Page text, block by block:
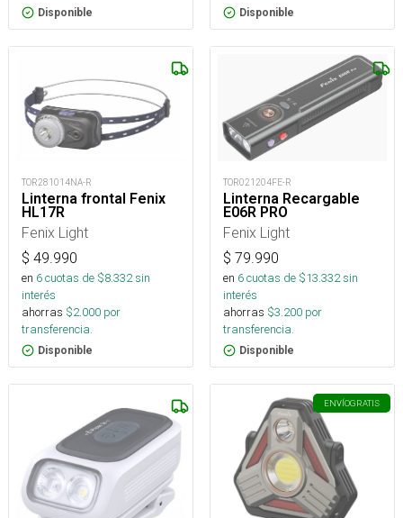
Disponible Disponible
TOR281014NA-R
Linterna frontal Fenix
HL17R
Fenix Light
$ 49.990
en 6cuotas de $8.332sin
interés
ahorras $2.000 por
transferencia.
Disponible
TOR021204FE-R
Linterna Recargable
E06R PRO
Fenix Light
$ 79.990
en 6cuotas de $13.332sin
interés
ahorras $3.200 por
transferencia.
Disponible
ENVÍOGRATIS